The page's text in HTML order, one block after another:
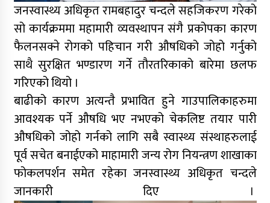
जनस्वास्थ्य अधिकृत रामबहादुर चन्दले सहजिकरण गरेको
सो कार्यक्रममा महामारी व्यवस्थापन संगै प्रकोपका कारण
फैलनसक्ने रोगको पहिचान गरी औषधिको जोहो गर्नुको
साथै सुरक्षित भण्डारण गर्ने तौरतरिकाको बारेमा छलफ
गरिएको थियो ।
बाढीको कारण अत्यन्तै प्रभावित हुने गाउपालिकाहरुमा
आवश्यक पर्ने औषधि भए नभएको चेकलिष्ट तयार पारी
औषधिको जोहो गर्नको लागि सबै स्वास्थ्य संस्थाहरुलाई
पूर्व सचेत बनाईएको माहामारी जन्य रोग नियन्त्रण शाखाका
फोकलपर्शन समेत रहेका जनस्वास्थ्य अधिकृत चन्दले
जानकारी दिए ।